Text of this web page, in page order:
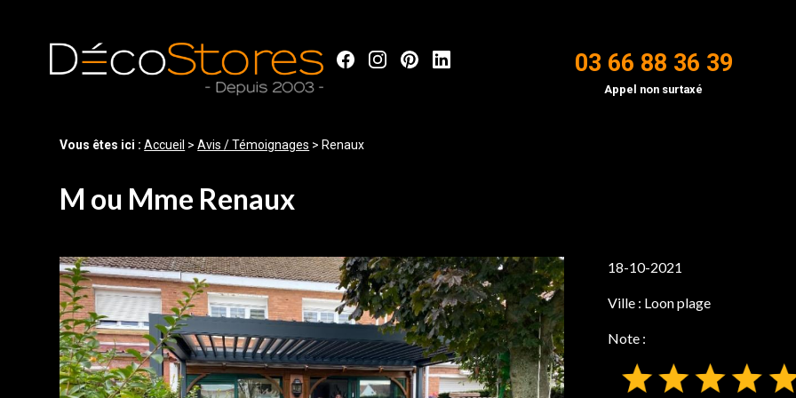
03 66 88 36 39
Appel non surtaxé
Vous êtes ici :Accueil >Avis / Témoignages > Renaux
M ou Mme Renaux
18-10-2021
Ville : Loon plage
Note :